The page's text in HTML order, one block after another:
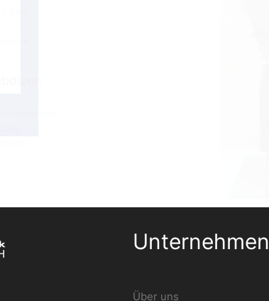
Unternehmen
Über uns